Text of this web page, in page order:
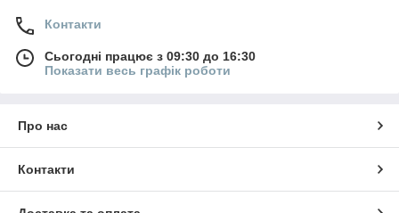
Контакти
Сьогодні працює з 09:30 до 16:30
Показати весь графік роботи
Про нас
Контакти